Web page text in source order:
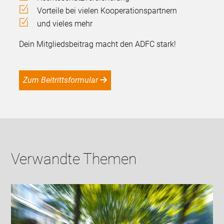
Vorteile bei vielen Kooperationspartnern
und vieles mehr
Dein Mitgliedsbeitrag macht den ADFC stark!
Zum Beitrittsformular
Verwandte Themen